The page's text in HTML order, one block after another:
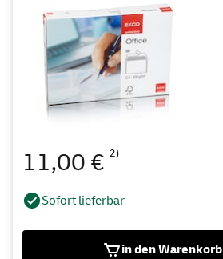
11,00 € 2)
Sofort lieferbar
in den Warenkorb